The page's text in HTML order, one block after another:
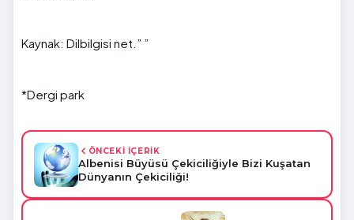
Kaynak: Dilbilgisi net.” ”
*Dergi park
ÖNCEKİ İÇERİK
Albenisi Büyüsü Çekiciliğiyle Bizi Kuşatan
Dünyanın Çekiciliği!